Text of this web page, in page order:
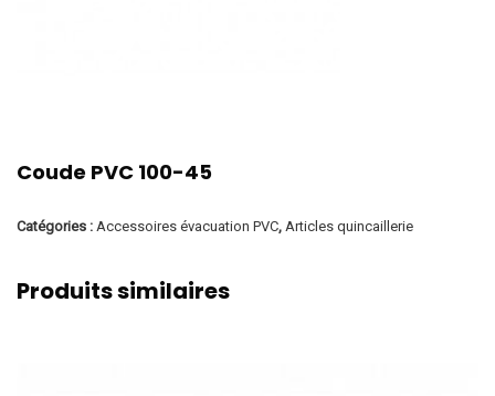
Coude PVC 100-45
Catégories : Accessoires évacuation PVC, Articles quincaillerie
Produits similaires